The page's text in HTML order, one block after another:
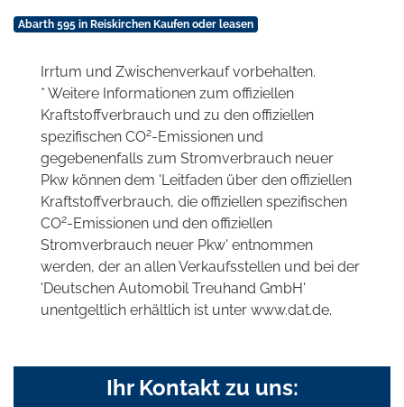
Abarth 595 in Reiskirchen Kaufen oder leasen
Irrtum und Zwischenverkauf vorbehalten.
* Weitere Informationen zum offiziellen
Kraftstoffverbrauch und zu den offiziellen
spezifischen CO2-Emissionen und
gegebenenfalls zum Stromverbrauch neuer
Pkw können dem 'Leitfaden über den offiziellen
Kraftstoffverbrauch, die offiziellen spezifischen
CO2-Emissionen und den offiziellen
Stromverbrauch neuer Pkw' entnommen
werden, der an allen Verkaufsstellen und bei der
'Deutschen Automobil Treuhand GmbH'
unentgeltlich erhältlich ist unter www.dat.de.
Ihr Kontakt zu uns: